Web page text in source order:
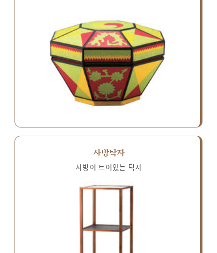
사방탁자
사방이 트여있는 탁자